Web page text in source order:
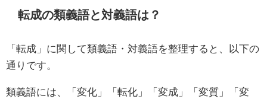
転成の類義語と対義語は？
「転成」に関して類義語・対義語を整理すると、以下の
通りです。
類義語には、「変化」「転化」「変成」「変質」「変